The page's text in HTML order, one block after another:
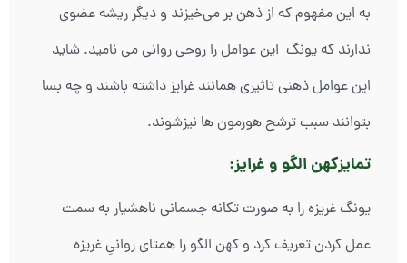
به این مفهوم که از ذهن بر می‌خیزند و دیگر ریشه عضوی
ندارند که یونگ این عوامل را روحی روانی می نامید. شاید
این عوامل ذهنی تاثیری همانند غرایز داشته باشند و چه بسا
بتوانند سبب ترشح هورمون ها نیزشوند.
تمایزکهن الگو و غرایز:
یونگ غریزه را به صورت تکانه جسمانی ناهشیار به سمت
عمل کردن تعریف کرد و کهن الگو را همتای روانیِ غریزه